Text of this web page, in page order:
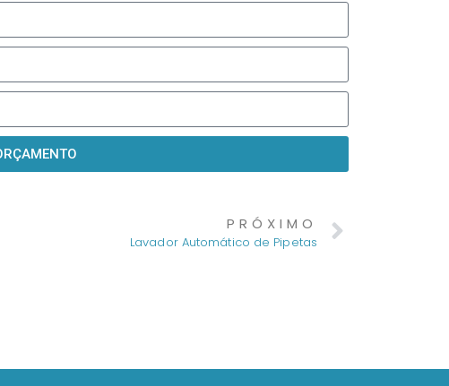
PRÓXIMO
Lavador Automático de Pipetas